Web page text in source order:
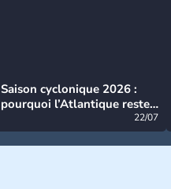
Saison cyclonique 2026 :
pourquoi l’Atlantique reste
22/07